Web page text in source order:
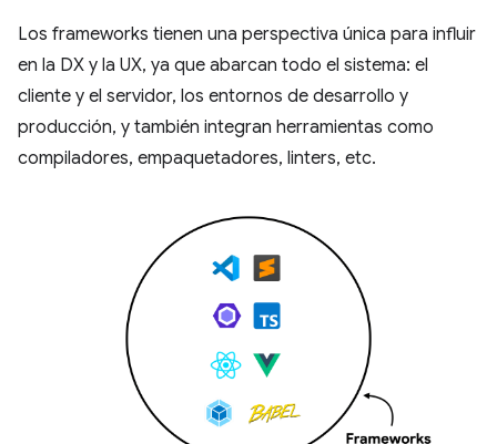
Los frameworks tienen una perspectiva única para influir
en la DX y la UX, ya que abarcan todo el sistema: el
cliente y el servidor, los entornos de desarrollo y
producción, y también integran herramientas como
compiladores, empaquetadores, linters, etc.